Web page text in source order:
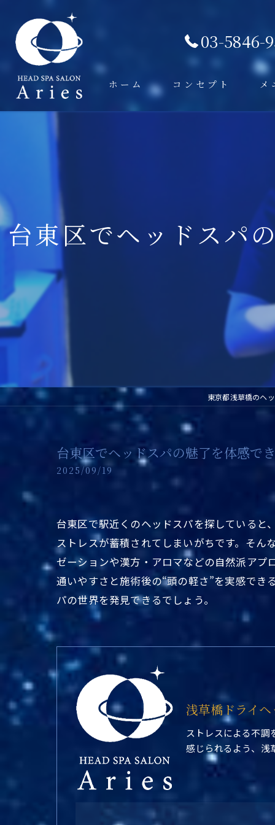
03-5846-
ホーム コンセプト メ
台東区でヘッドスパ
東京都浅草橋のヘ
台東区でヘッドスパの魅了を体感で
2025/09/19
台東区で駅近くのヘッドスパを探していると
ストレスが蓄積されてしまいがちです。そん
ゼーションや漢方・アロマなどの自然派アプ
通いやすさと施術後の“頭の軽さ”を実感で
パの世界を発見できるでしょう。
浅草橋ドライ
ストレスによる不調
感じられるよう、浅